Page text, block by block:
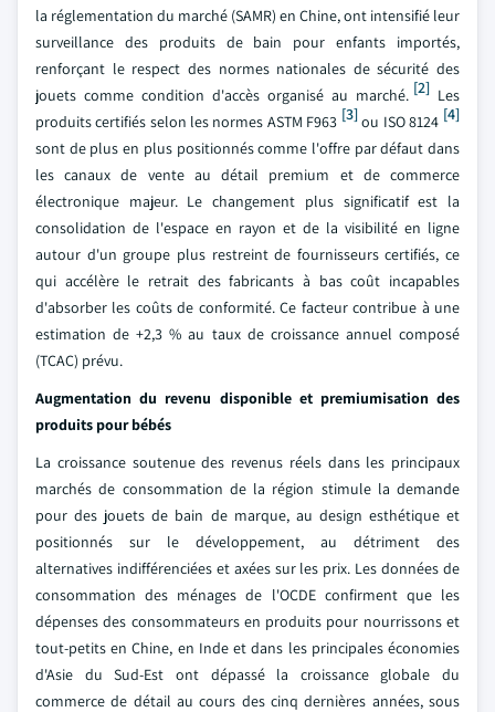
la réglementation du marché (SAMR) en Chine, ont intensifié leur
surveillance des produits de bain pour enfants importés,
renforçant le respect des normes nationales de sécurité des
jouets comme condition d'accès organisé au marché. [2] Les
produits certifiés selon les normes ASTM F963 [3]ou ISO 8124 [4]
sont de plus en plus positionnés comme l'offre par défaut dans
les canaux de vente au détail premium et de commerce
électronique majeur. Le changement plus significatif est la
consolidation de l'espace en rayon et de la visibilité en ligne
autour d'un groupe plus restreint de fournisseurs certifiés, ce
qui accélère le retrait des fabricants à bas coût incapables
d'absorber les coûts de conformité. Ce facteur contribue à une
estimation de +2,3 % au taux de croissance annuel composé
(TCAC) prévu.
Augmentation du revenu disponible et premiumisation des
produits pour bébés
La croissance soutenue des revenus réels dans les principaux
marchés de consommation de la région stimule la demande
pour des jouets de bain de marque, au design esthétique et
positionnés sur le développement, au détriment des
alternatives indifférenciées et axées sur les prix. Les données de
consommation des ménages de l'OCDE confirment que les
dépenses des consommateurs en produits pour nourrissons et
tout-petits en Chine, en Inde et dans les principales économies
d'Asie du Sud-Est ont dépassé la croissance globale du
commerce de détail au cours des cinq dernières années, sous